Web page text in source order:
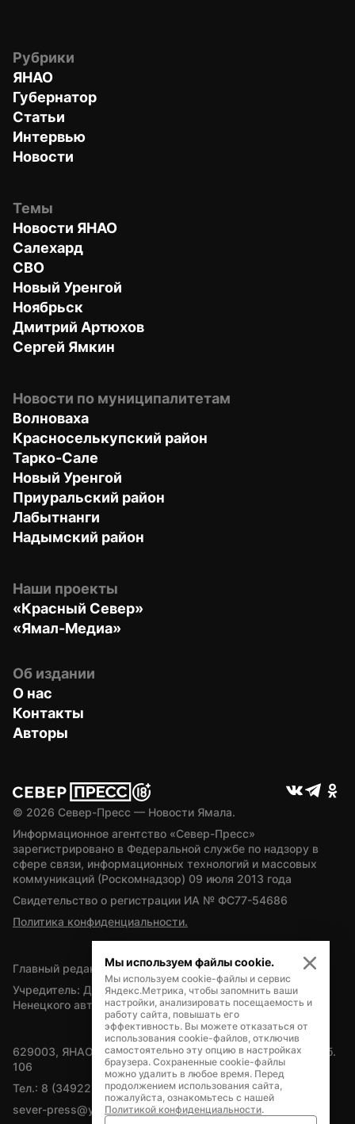
Рубрики
ЯНАО
Губернатор
Статьи
Интервью
Новости
Темы
Новости ЯНАО
Салехард
СВО
Новый Уренгой
Ноябрьск
Дмитрий Артюхов
Сергей Ямкин
Новости по муниципалитетам
Волноваха
Красноселькупский район
Тарко-Сале
Новый Уренгой
Приуральский район
Лабытнанги
Надымский район
Наши проекты
«Красный Север»
«Ямал-Медиа»
Об издании
О нас
Контакты
Авторы
© 2026 Север-Пресс — Новости Ямала.
Информационное агентство «Север-Пресс»
зарегистрировано в Федеральной службе по надзору в
сфере связи, информационных технологий и массовых
коммуникаций (Роскомнадзор) 09 июля 2013 года
Свидетельство о регистрации ИА № ФС77-54686
Политика конфиденциальности.
Главный редактор — А.Л. Поздеев
Учредитель: Департамент внутренней политики Ямало-
Ненецкого автономного округа
629003, ЯНАО, Салехард, мкр. Богдана Кнунянца, д.1, каб.
106
Тел.: 8 (34922) 71262
sever-press@yamal-media.ru
Мы используем файлы cookie.
Мы используем cookie-файлы и сервис
Яндекс.Метрика, чтобы запомнить ваши
настройки, анализировать посещаемость и
работу сайта, повышать его
эффективность. Вы можете отказаться от
использования cookie-файлов, отключив
самостоятельно эту опцию в настройках
браузера. Сохраненные cookie-файлы
можно удалить в любое время. Перед
продолжением использования сайта,
пожалуйста, ознакомьтесь с нашей
Политикой конфиденциальности.